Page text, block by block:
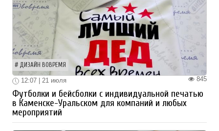
ДИЗАЙН ВОВРЕМЯ
845
12:07 | 21 июля
Футболки и бейсболки с индивидуальной печатью
в Каменске-Уральском для компаний и любых
мероприятий